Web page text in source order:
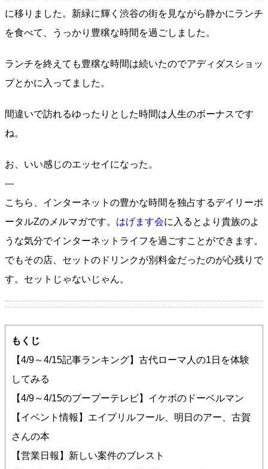
に移りました。新緑に輝く渋谷の街を見ながら静かにランチ
を食べて、うっかり豊穣な時間を過ごしました。
ランチを終えても豊穣な時間は続いたのでアディダスショッ
プとかに入ってました。
間違いで訪れるゆったりとした時間は人生のボーナスです
ね。
お、いい感じのエッセイになった。
---
こちら、インターネットの豊かな時間を独占するデイリーポ
ータルZのメルマガです。 はげます会に入るとより貴族のよ
うな気分でインターネットライフを過ごすことができます。
でもその店、セットのドリンクが別料金だったのが心残りで
す。セットじゃないじゃん。
もくじ
【4/9～4/15記事ランキング】古代ローマ人の1日を体験
してみる
【4/9～4/15のプープーテレビ】イケボのドーベルマン
【イベント情報】エイプリルフール、明日のアー、古賀
さんの本
【営業日報】新しい案件のブレスト